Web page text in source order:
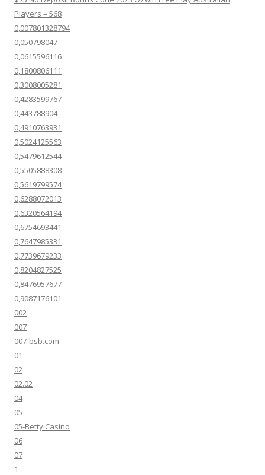
Players – 568
0,007801328794
0,050798047
0,0615596116
0,1800806111
0,3008005281
0,4283599767
0,443788904
0,4910763931
0,5024125563
0,5479612544
0,5505888308
0,5619799574
0,6288072013
0,6320564194
0,6754693441
0,7647985331
0,7739679233
0,8204827525
0,8476957677
0,9087176101
002
007
007-bsb.com
01
02
02.02
04
05
05-Betty Casino
06
07
1